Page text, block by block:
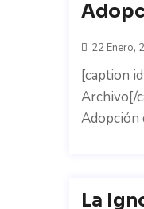
22 Enero,
[caption
Archivo[/
Adopción
La